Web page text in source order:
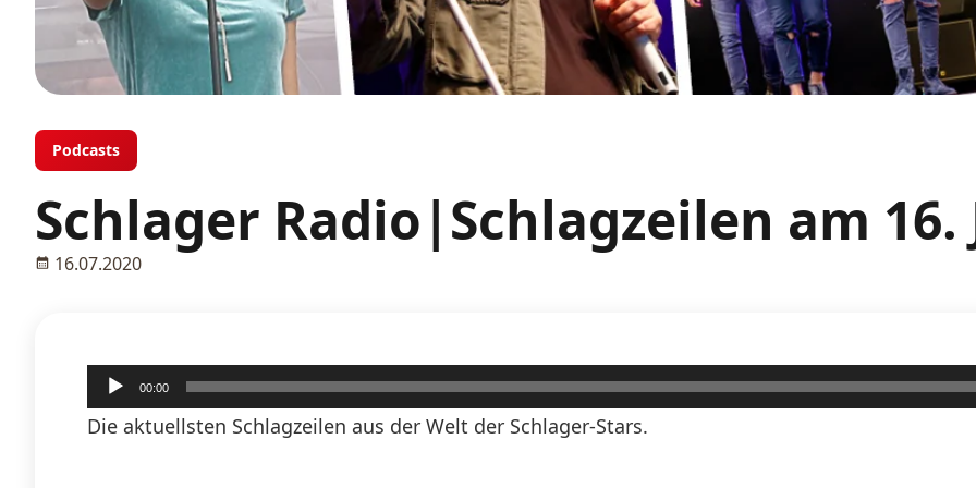
Podcasts
Schlager Radio|Schlagzeilen am 16.
16.07.2020
Audio-
Player
00:00
Die aktuellsten Schlagzeilen aus der Welt der Schlager-Stars.